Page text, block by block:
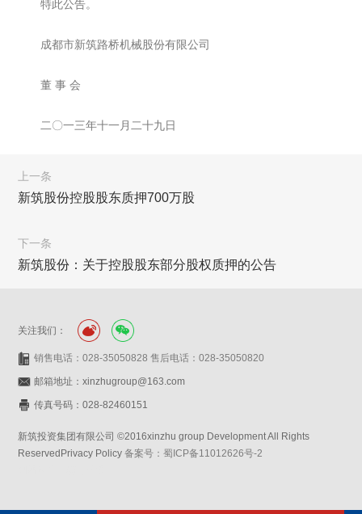
特此公告。
成都市新筑路桥机械股份有限公司
董 事 会
二〇一三年十一月二十九日
上一条
新筑股份控股股东质押700万股
下一条
新筑股份：关于控股股东部分股权质押的公告
关注我们：
销售电话：028-35050828 售后电话：028-35050820
邮箱地址：xinzhugroup@163.com
传真号码：028-82460151
新筑投资集团有限公司 ©2016xinzhu group Development All Rights
ReservedPrivacy Policy备案号：蜀ICP备11012626号-2